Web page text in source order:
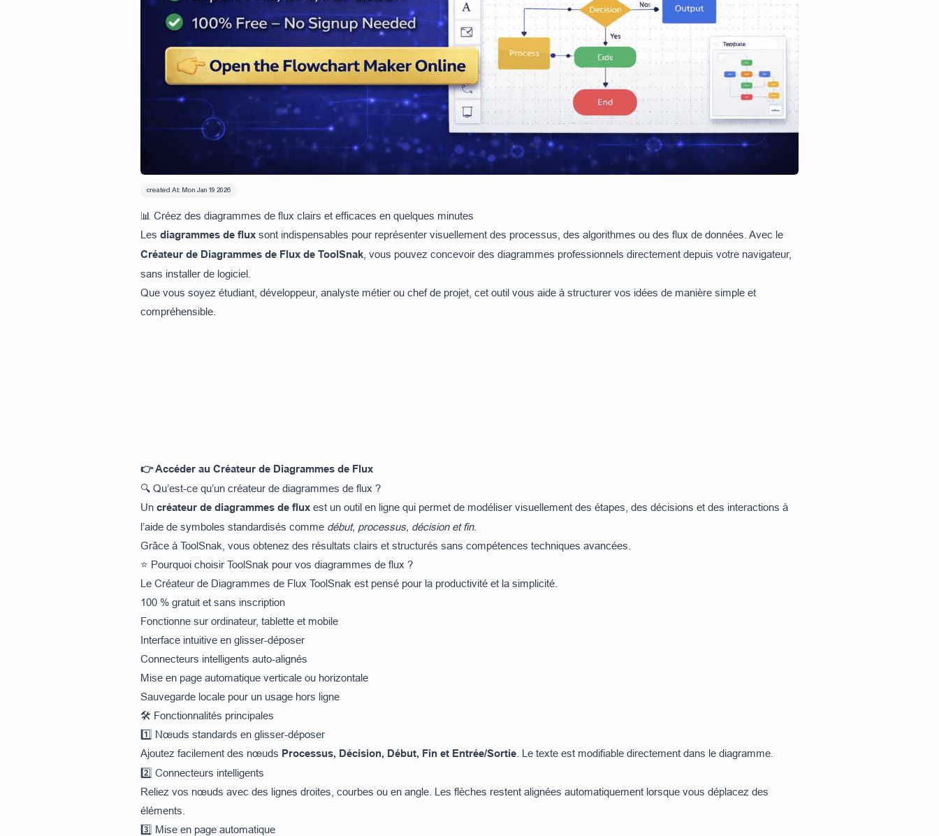
created At:Mon Jan 19 2026
📊 Créez des diagrammes de flux clairs et efficaces en quelques minutes
Les diagrammes de flux sont indispensables pour représenter visuellement des processus, des algorithmes ou des flux de données. Avec le
Créateur de Diagrammes de Flux de ToolSnak , vous pouvez concevoir des diagrammes professionnels directement depuis votre navigateur,
sans installer de logiciel.
Que vous soyez étudiant, développeur, analyste métier ou chef de projet, cet outil vous aide à structurer vos idées de manière simple et
compréhensible.
👉 Accéder au Créateur de Diagrammes de Flux
🔍 Qu’est-ce qu’un créateur de diagrammes de flux ?
Un créateur de diagrammes de flux est un outil en ligne qui permet de modéliser visuellement des étapes, des décisions et des interactions à
l’aide de symboles standardisés comme début, processus, décision et fin.
Grâce à ToolSnak, vous obtenez des résultats clairs et structurés sans compétences techniques avancées.
⭐ Pourquoi choisir ToolSnak pour vos diagrammes de flux ?
Le Créateur de Diagrammes de Flux ToolSnak est pensé pour la productivité et la simplicité.
100 % gratuit et sans inscription
Fonctionne sur ordinateur, tablette et mobile
Interface intuitive en glisser-déposer
Connecteurs intelligents auto-alignés
Mise en page automatique verticale ou horizontale
Sauvegarde locale pour un usage hors ligne
🛠️ Fonctionnalités principales
1️⃣ Nœuds standards en glisser-déposer
Ajoutez facilement des nœuds Processus, Décision, Début, Fin et Entrée/Sortie . Le texte est modifiable directement dans le diagramme.
2️⃣ Connecteurs intelligents
Reliez vos nœuds avec des lignes droites, courbes ou en angle. Les flèches restent alignées automatiquement lorsque vous déplacez des
éléments.
3️⃣ Mise en page automatique